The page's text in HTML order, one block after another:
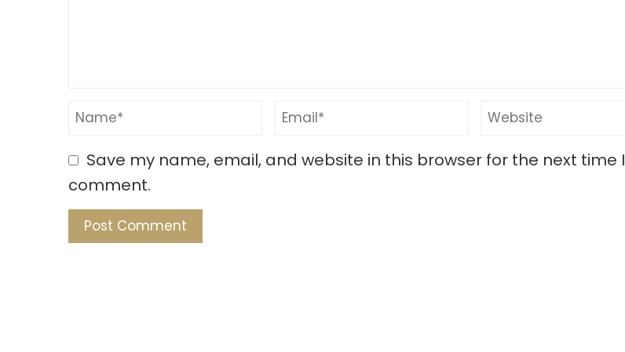
Save my name, email, and website in this browser for the next time I
comment.